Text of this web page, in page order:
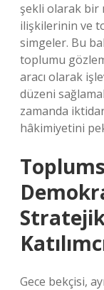
şekli olarak bir
ilişkilerinin ve
simgeler. Bu
toplumu
aracı olarak
düzeni
zamanda
hâkimiyetini
Stratejik
Gece bekçisi,